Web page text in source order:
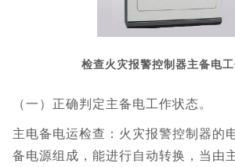
检查火灾报警控制器主备电
（一）正确判定主备电工作状态。
主电备电运检查：火灾报警控制器的
备电源组成，能进行自动转换，当由